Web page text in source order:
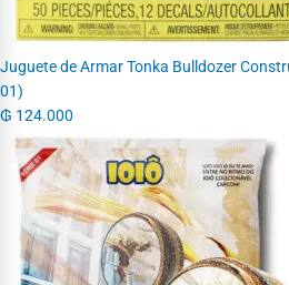
Juguete de Armar Tonka Bulldozer
01)
₲ 124.000